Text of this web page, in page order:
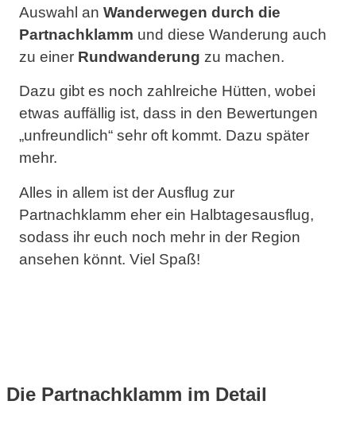
Auswahl an Wanderwegen durch die
Partnachklamm und diese Wanderung auch
zu einer Rundwanderung zu machen.
Dazu gibt es noch zahlreiche Hütten, wobei
etwas auffällig ist, dass in den Bewertungen
„unfreundlich“ sehr oft kommt. Dazu später
mehr.
Alles in allem ist der Ausflug zur
Partnachklamm eher ein Halbtagesausflug,
sodass ihr euch noch mehr in der Region
ansehen könnt. Viel Spaß!
Die Partnachklamm im Detail